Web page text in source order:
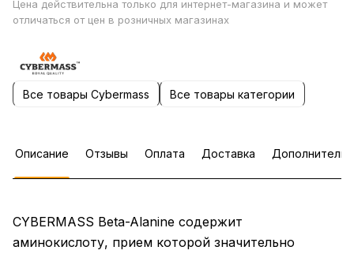
Цена действительна только для интернет-магазина и может
отличаться от цен в розничных магазинах
Все товары Cybermass Все товары категории
Описание Отзывы Оплата Доставка
CYBERMASS Beta-Alanine содержит
аминокислоту, прием которой значительно